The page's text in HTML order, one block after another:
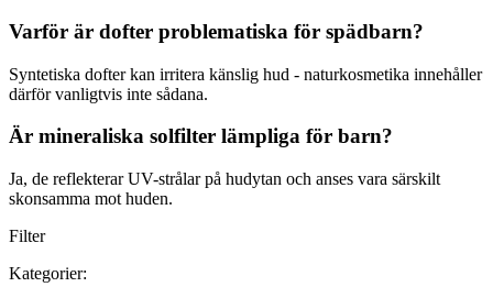
Varför är dofter problematiska för spädbarn?
Syntetiska dofter kan irritera känslig hud - naturkosmetika innehåller
därför vanligtvis inte sådana.
Är mineraliska solfilter lämpliga för barn?
Ja, de reflekterar UV-strålar på hudytan och anses vara särskilt
skonsamma mot huden.
Filter
Kategorier: